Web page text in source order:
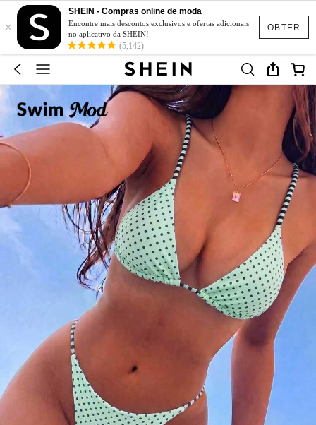
OBTER
×
SHEIN - Compras online de moda
Encontre mais descontos exclusivos e ofertas adicionais
no aplicativo da SHEIN!
(5,142)